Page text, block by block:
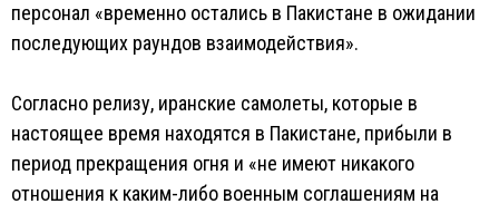
персонал «временно остались в Пакистане в ожидании
последующих раундов взаимодействия».
Согласно релизу, иранские самолеты, которые в
настоящее время находятся в Пакистане, прибыли в
период прекращения огня и «не имеют никакого
отношения к каким-либо военным соглашениям на